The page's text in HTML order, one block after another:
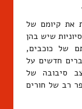
את קיומם של
שיש בהן
של כוכבים,
חדשים על
סיבובה של
רב של חורים